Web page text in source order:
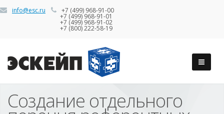
info@esc.ru +7 (499) 968-91-00
+7 (499) 968-91-01
+7 (499) 968-91-02
+7 (800) 222-58-19
Создание отдельного